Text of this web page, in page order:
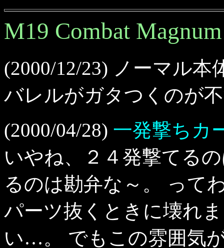
M19 Combat
(2000/12/23) ノーマル
バレルがガタつくのが
(2000/04/28) 一発撃ちカ
いやね、２４発撃てる
るのは勘弁な～。 って
パーツ抜くときに壊れ
い…。 でもこの雰囲気